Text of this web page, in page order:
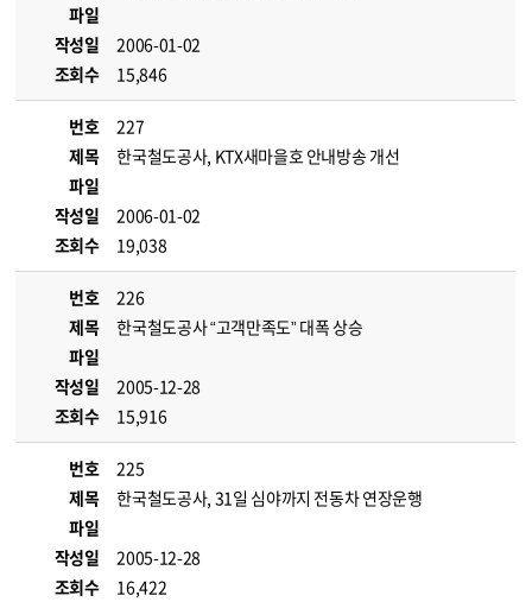
파일
작성일
2006-01-02
조회수
15,846
번호
227
제목
한국철도공사, KTX새마을호 안내방송 개선
파일
작성일
2006-01-02
조회수
19,038
번호
226
제목
한국철도공사 “고객만족도” 대폭 상승
파일
작성일
2005-12-28
조회수
15,916
번호
225
제목
한국철도공사, 31일 심야까지 전동차 연장운행
파일
작성일
2005-12-28
조회수
16,422